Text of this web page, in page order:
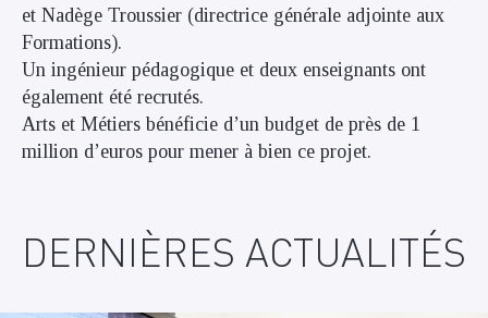
et Nadège Troussier (directrice générale adjointe aux
Formations).
Un ingénieur pédagogique et deux enseignants ont
également été recrutés.
Arts et Métiers bénéficie d’un budget de près de 1
million d’euros pour mener à bien ce projet.
DERNIÈRES ACTUALITÉS